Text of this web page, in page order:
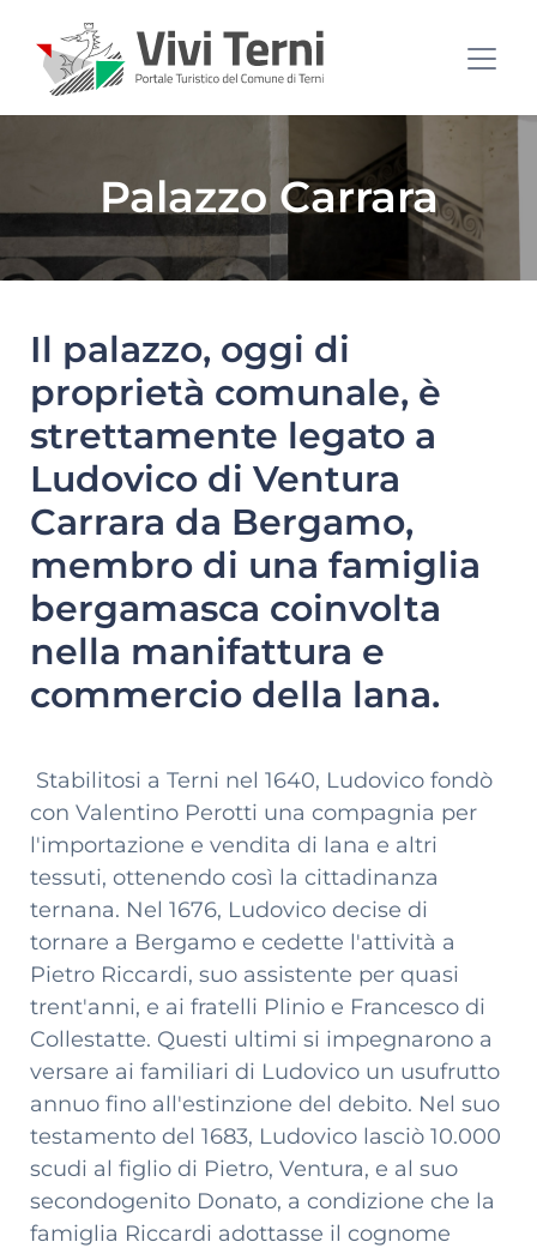
Palazzo Carrara
Il palazzo, oggi di
proprietà comunale, è
strettamente legato a
Ludovico di Ventura
Carrara da Bergamo,
membro di una famiglia
bergamasca coinvolta
nella manifattura e
commercio della lana.
Stabilitosi a Terni nel 1640, Ludovico fondò
con Valentino Perotti una compagnia per
l'importazione e vendita di lana e altri
tessuti, ottenendo così la cittadinanza
ternana. Nel 1676, Ludovico decise di
tornare a Bergamo e cedette l'attività a
Pietro Riccardi, suo assistente per quasi
trent'anni, e ai fratelli Plinio e Francesco di
Collestatte. Questi ultimi si impegnarono a
versare ai familiari di Ludovico un usufrutto
annuo fino all'estinzione del debito. Nel suo
testamento del 1683, Ludovico lasciò 10.000
scudi al figlio di Pietro, Ventura, e al suo
secondogenito Donato, a condizione che la
famiglia Riccardi adottasse il cognome